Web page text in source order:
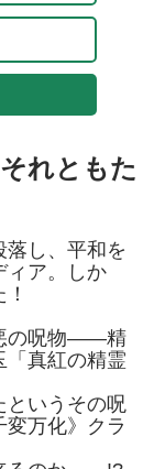
れともた
落し、平和を
ィア。しか
の呪物――精
「真紅の精霊
というその呪
万化》クラ